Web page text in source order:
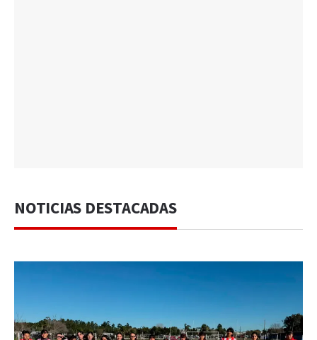
NOTICIAS DESTACADAS